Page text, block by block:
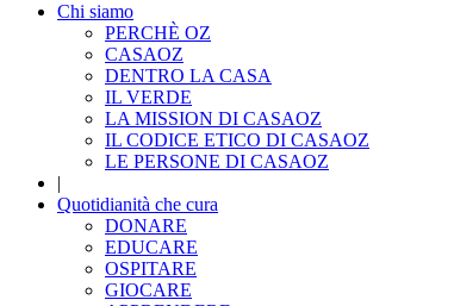
Chi siamo
PERCHÈ OZ
CASAOZ
DENTRO LA CASA
IL VERDE
LA MISSION DI CASAOZ
IL CODICE ETICO DI CASAOZ
LE PERSONE DI CASAOZ
|
Quotidianità che cura
DONARE
EDUCARE
OSPITARE
GIOCARE